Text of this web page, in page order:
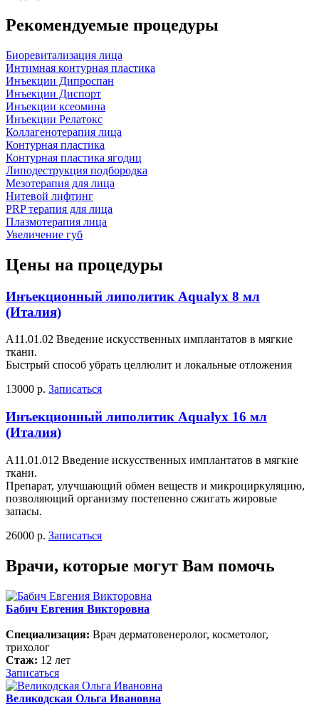
Рекомендуемые процедуры
Биоревитализация лица
Интимная контурная пластика
Инъекции Дипроспан
Инъекции Диспорт
Инъекции ксеомина
Инъекции Релатокс
Коллагенотерапия лица
Контурная пластика
Контурная пластика ягодиц
Липодеструкция подбородка
Мезотерапия для лица
Нитевой лифтинг
PRP терапия для лица
Плазмотерапия лица
Увеличение губ
Цены на процедуры
Инъекционный липолитик Aqualyx 8 мл
(Италия)
А11.01.02 Введение искусственных имплантатов в мягкие
ткани.
Быстрый способ убрать целлюлит и локальные отложения
13000 р. Записаться
Инъекционный липолитик Aqualyx 16 мл
(Италия)
А11.01.012 Введение искусственных имплантатов в мягкие
ткани.
Препарат, улучшающий обмен веществ и микроциркуляцию,
позволяющий организму постепенно сжигать жировые
запасы.
26000 р. Записаться
Врачи, которые могут Вам помочь
Бабич Евгения Викторовна
Специализация: Врач дерматовенеролог, косметолог,
трихолог
Стаж: 12 лет
Записаться
Великодская Ольга Ивановна